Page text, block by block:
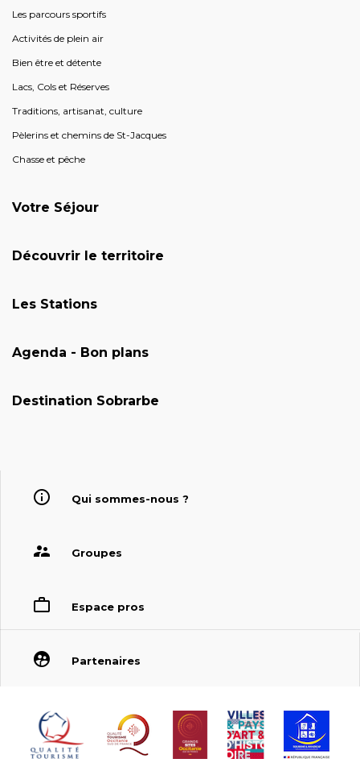
Les parcours sportifs
Activités de plein air
Bien être et détente
Lacs, Cols et Réserves
Traditions, artisanat, culture
Pèlerins et chemins de St-Jacques
Chasse et pêche
Votre Séjour
Découvrir le territoire
Les Stations
Agenda - Bon plans
Destination Sobrarbe
Qui sommes-nous ?
Groupes
Espace pros
Partenaires